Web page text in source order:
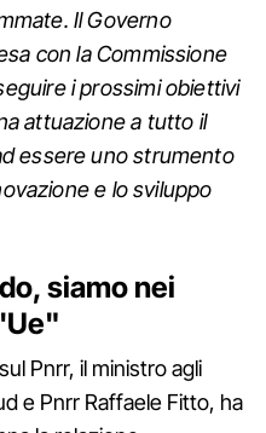
Il Governo
con la Commissione
i prossimi obiettivi
attuazione a tutto il
essere uno strumento
e lo sviluppo
siamo nei
Pnrr, il ministro agli
e Pnrr Raffaele Fitto, ha